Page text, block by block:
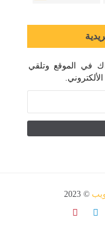
في الموقع وتلقي
© 2023